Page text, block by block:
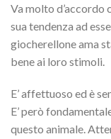
Va molto
sua tendenza ad
giocherellone ama
bene ai loro stimoli.
E’ affettuoso ed è
E’ però
questo animale.